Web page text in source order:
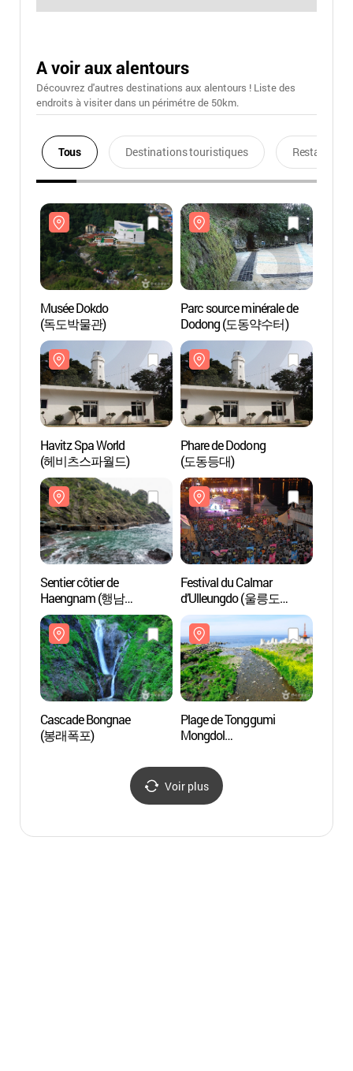
A voir aux alentours
Découvrez d'autres destinations aux alentours ! Liste des
endroits à visiter dans un périmétre de 50km.
Tous Destinations touristiques Restaurants
Musée Dokdo
(독도박물관)
Parc source minérale de
Dodong (도동약수터)
Havitz Spa World
(헤비츠스파월드)
Phare de Dodong
(도동등대)
Sentier côtier de
Haengnam (행남
해안산책로)
Festival du Calmar
d’Ulleungdo (울릉도
오징어축제)
Cascade Bongnae
(봉래폭포)
Plage de Tonggumi
Mongdol
Voir plus